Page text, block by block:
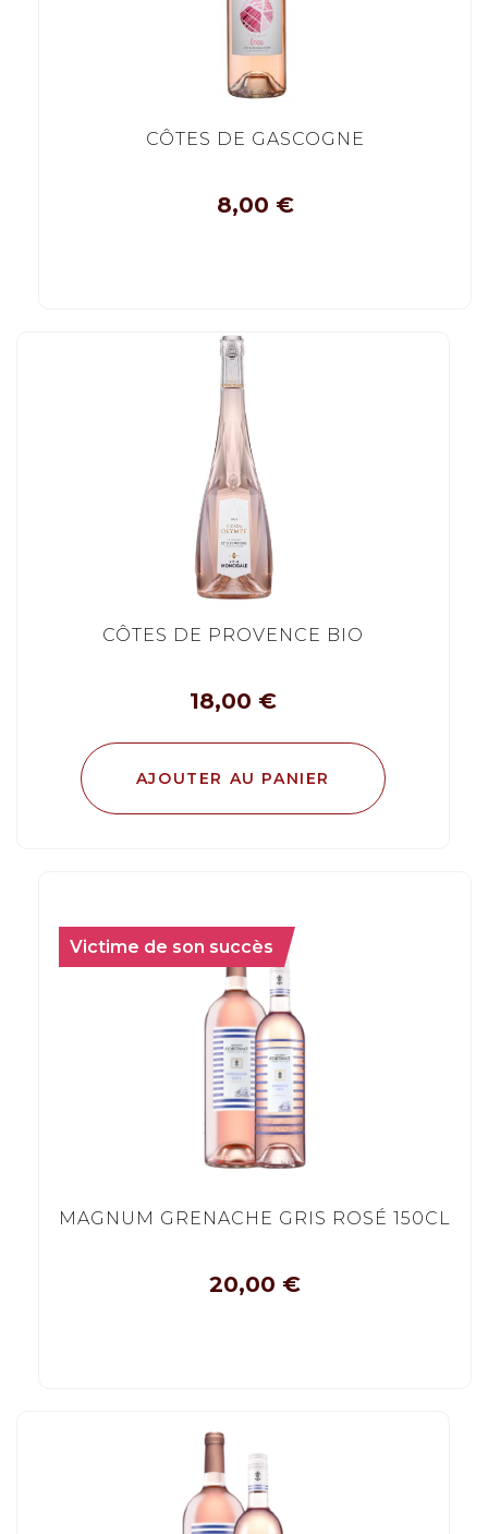
CÔTES DE GASCOGNE
8,00 €
CÔTES DE PROVENCE BIO
18,00 €
AJOUTER AU PANIER
Victime de son succès
MAGNUM GRENACHE GRIS ROSÉ 150CL
20,00 €